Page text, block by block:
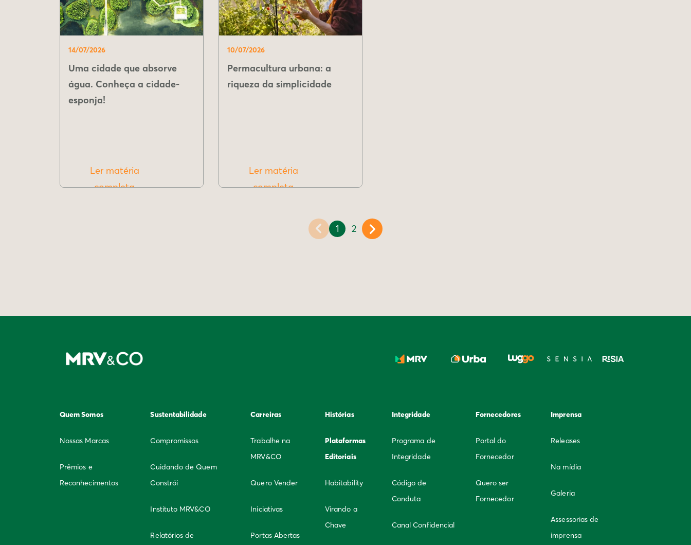
14/07/2026
Uma cidade que absorve
água. Conheça a cidade-
esponja!
Ler matéria
completa
10/07/2026
Permacultura urbana: a
riqueza da simplicidade
Ler matéria
completa
1 2
Quem Somos
Nossas Marcas
Prêmios e
Reconhecimentos
Sustentabilidade
Compromissos
Cuidando de Quem
Constrói
Instituto MRV&CO
Relatórios de
Carreiras
Trabalhe na
MRV&CO
Quero Vender
Iniciativas
Portas Abertas
Histórias
Plataformas
Editoriais
Habitability
Virando a
Chave
Integridade
Programa de
Integridade
Código de
Conduta
Canal Confidencial
Fornecedores
Portal do
Fornecedor
Quero ser
Fornecedor
Imprensa
Releases
Na mídia
Galeria
Assessorias de
imprensa